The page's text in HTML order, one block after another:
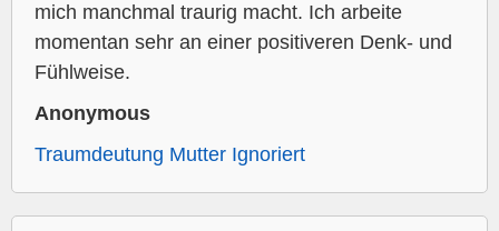
mich manchmal traurig macht. Ich arbeite
momentan sehr an einer positiveren Denk- und
Fühlweise.
Anonymous
Traumdeutung Mutter Ignoriert